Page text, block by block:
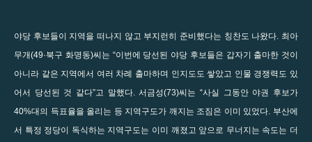
야당 후보들이 지역을 떠나지 않고 부지런히 준비했다는 칭찬도 나왔다. 최아
무개(49·북구 화명동)씨는 “이번에 당선된 야당 후보들은 갑자기 출마한 것이
아니라 같은 지역에서 여러 차례 출마하며 인지도도 쌓았고 인물 경쟁력도 있
어서 당선된 것 같다”고 말했다. 서금성(73)씨는 “사실 그동안 야권 후보가
40%대의 득표율을 올리는 등 지역구도가 깨지는 조짐은 이미 있었다. 부산에
서 특정 정당이 독식하는 지역구도는 이미 깨졌고 앞으로 무너지는 속도는 더